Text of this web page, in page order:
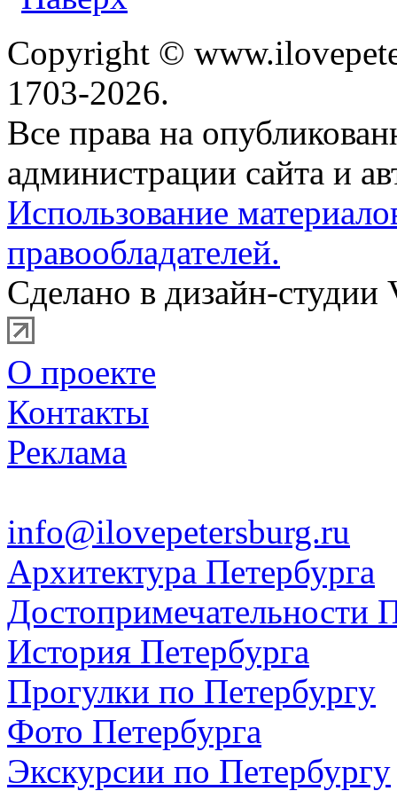
Copyright ©
1703-2026.
Все права на
администрации сайта и
Использование
правообладателей.
Сделано в дизайн-студии
О проекте
Контакты
Реклама
info@ilovepetersburg.ru
Архитектура Петербурга
Достопримечательности
История Петербурга
Прогулки по Петербургу
Фото Петербурга
Экскурсии по Петербургу